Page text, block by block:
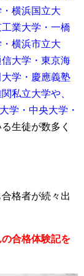
横浜国立大
業大学・一橋
横浜市立大
大学・東京海
学・慶應義塾
私立大学や、
学・中央大学・
生徒が数多く
格者が続々出
合格体験記を